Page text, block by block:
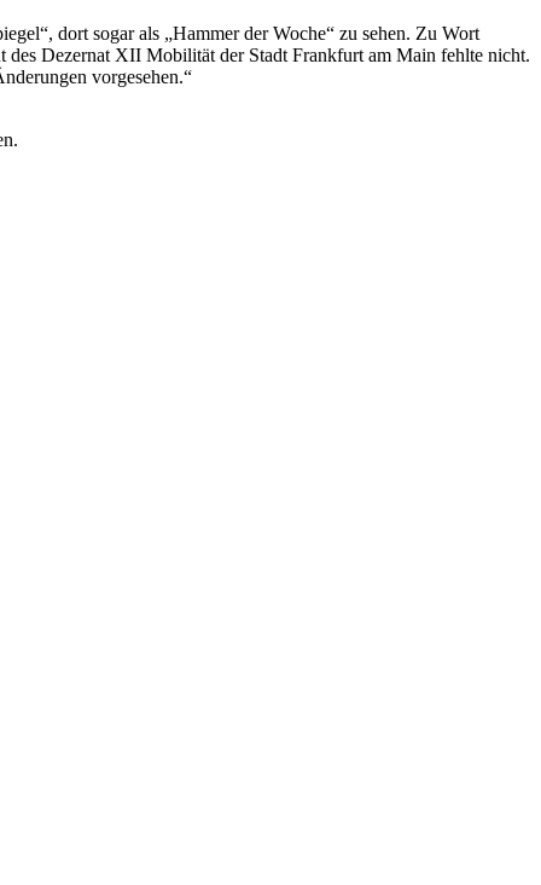
dort sogar als „Hammer der Woche“ zu sehen. Zu Wort
Dezernat XII Mobilität der Stadt Frankfurt am Main fehlte nicht.
vorgesehen.“